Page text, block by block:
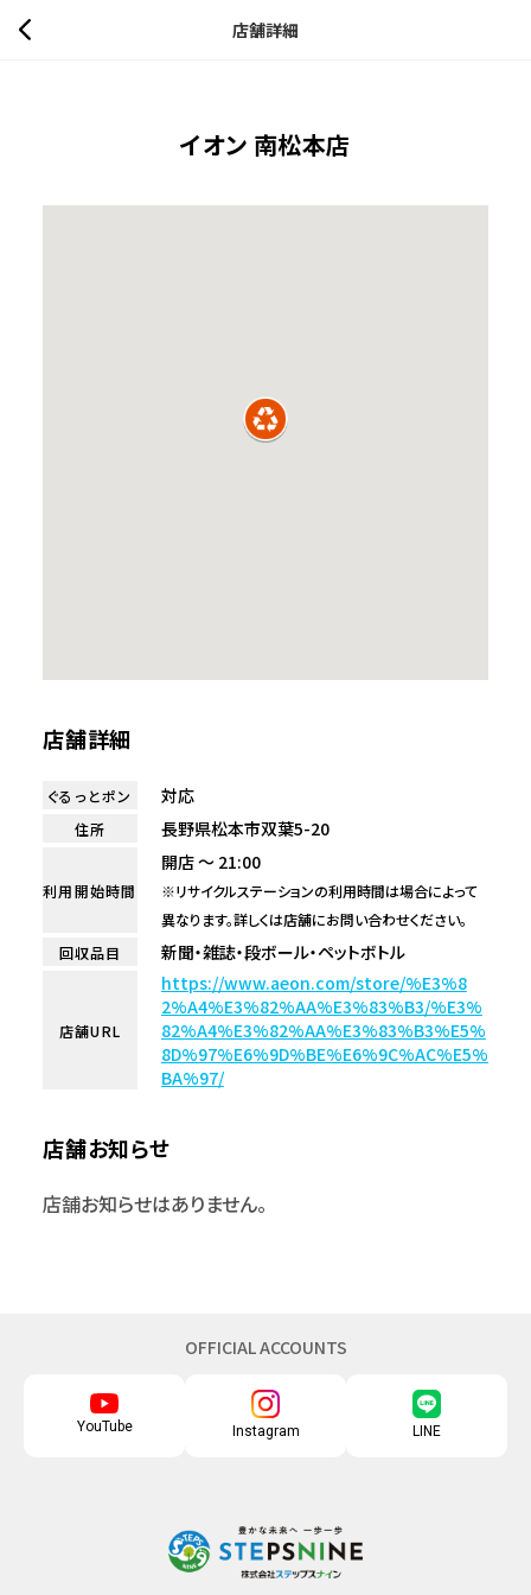
店舗詳細
イオン 南松本店
店舗詳細
ぐるっとポン 対応
住所 長野県松本市双葉5-20
利用開始時間
開店 ～ 21:00
※リサイクルステーションの利用時間は場合によって
異なります。詳しくは店舗にお問い合わせください。
回収品目
新聞・雑誌・段ボール・ペットボトル
店舗URL
https://www.aeon.com/store/%E3%8
2%A4%E3%82%AA%E3%83%B3/%E3%
82%A4%E3%82%AA%E3%83%B3%E5%
8D%97%E6%9D%BE%E6%9C%AC%E5%
BA%97/
店舗お知らせ
店舗お知らせはありません。
OFFICIAL ACCOUNTS
YouTube Instagram LINE